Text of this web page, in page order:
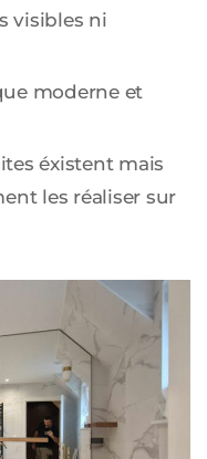
visibles ni
moderne et
éxistent mais
les réaliser sur